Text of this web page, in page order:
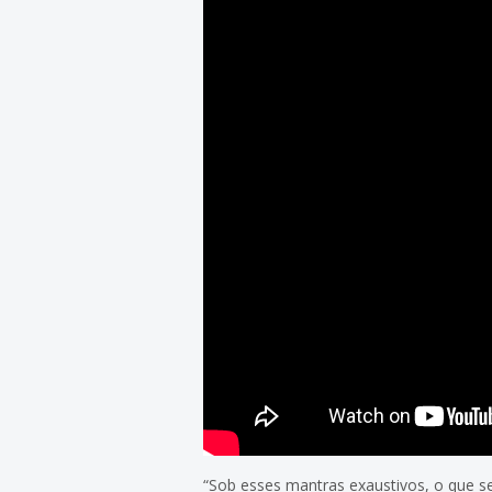
“Sob esses mantras exaustivos, o que